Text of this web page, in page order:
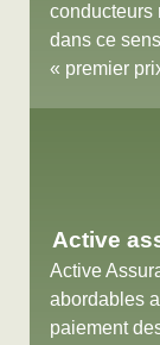
conducteurs
dans ce
« premier
Active
Active
abordables
paiement